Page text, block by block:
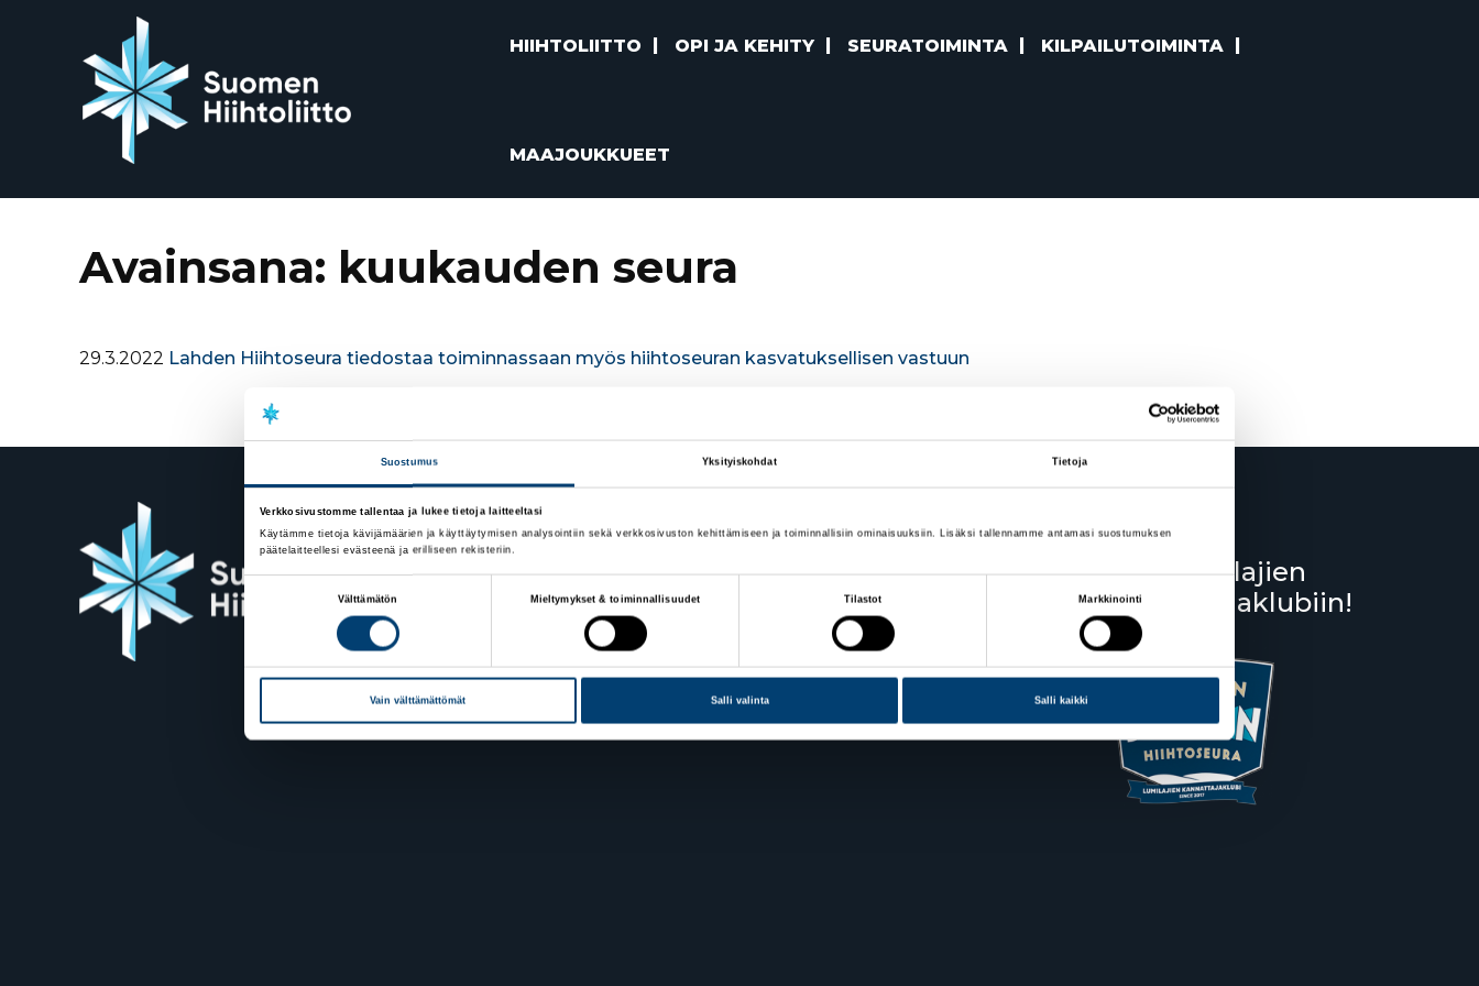
Suostumus Yksityiskohdat Tietoja
Verkkosivustomme tallentaa ja lukee tietoja laitteeltasi
Käytämme tietoja kävijämäärien ja käyttäytymisen analysointiin sekä verkkosivuston kehittämiseen ja toiminnallisiin ominaisuuksiin. Lisäksi tallennamme antamasi suostumuksen
päätelaitteellesi evästeenä ja erilliseen rekisteriin.
Suostumuksen
valinta
Välttämätön Mieltymykset & toiminnallisuudet Tilastot Markkinointi
Vain välttämättömät Salli valinta Salli kaikki
HIIHTOLIITTO OPI JA KEHITY SEURATOIMINTA KILPAILUTOIMINTA
MAAJOUKKUEET
Avainsana: kuukauden seura
29.3.2022 Lahden Hiihtoseura tiedostaa toiminnassaan myös hiihtoseuran kasvatuksellisen vastuun
Suomen Hiihtoliitto
Yhteystiedot
Lahden toimisto
Suomen Hiihtoliitto c/o Salppuri
Lahden Urheilukeskus
Veikko Kankkosen raitti
15110 Lahti
Liity lumilajien
kannattajaklubiin!